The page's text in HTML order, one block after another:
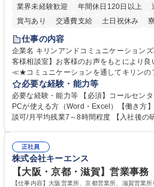
業界未経験歓迎
年間休日120日以上
賞与あり
交通費支給 土日祝休み
仕事の内容
企業名 キリンアンドコミュニケーションズ株式会社 求人名
客様相談室】お客様のお声をもとにより良い商品
≪★コミュニケーションを通してキリン
お客様のお声をより良い商品づくりに活か
様相談室でのお仕事です。 日々お客様からいただくキリングループへのご
意見を、企業活動に活かしています。お客
って対応、情報提供するとともにグループ
平均100件前後■メール・手紙：同上40件前後 募集職種 中野本社【お
相談室】お客様のお声をもとにより良い商
必要な経験・能力等
必要な経験・能力等 【必須】コールセン
PCが使える方（Word・Excel）【働き方
談可/月平均残業7～8時間程度 【入社後の研修】着任から1か月は電話対応
すのでご安心ください。 【当社について
う会社として、お客様との出会いを大切に
を込めてコミュニケーションをとりなが
す。 学歴・資格 学歴：大学院 大学 高専 短大 専修学校 高校 語学力： 資
正社員
株式会社キーエンス
【大阪・京都・滋賀】営業事
【仕事内容】大阪営業所、京都営業所、滋賀営業